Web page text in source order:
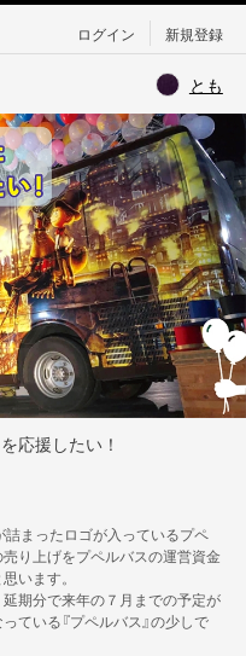
ログイン 新規登録
とも
応援したい！
詰まったロゴが入っているプペ
り上げをプペルバスの運営資金
います。
期分で来年の７月までの予定が
ている『プペルバス』の少しで